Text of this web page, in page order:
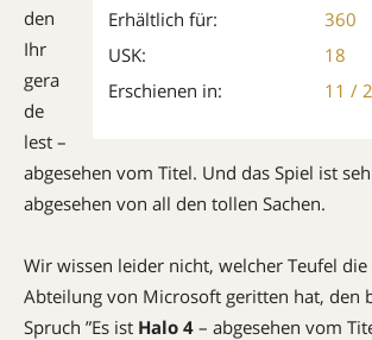
Erhältlich für:
360
USK:
18
Erschienen in:
11 /
den
Ihr
gera
de
lest –
abge­sehen vom Titel. Und das Spiel ist
abgesehen von all den tollen Sachen.
Wir wissen leider nicht, welcher Teufel
Abteilung von Microsoft geritten hat, den
Spruch ”Es ist Halo 4 – abgesehen vom